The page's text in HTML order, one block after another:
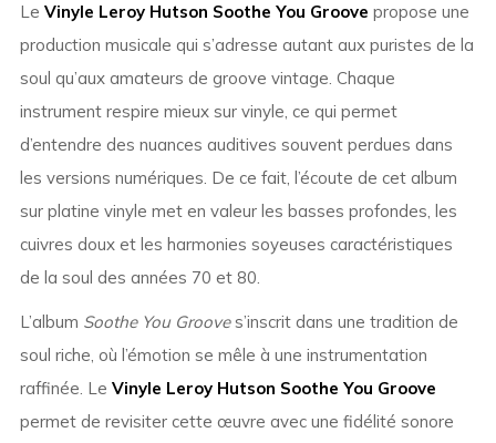
Le Vinyle Leroy Hutson Soothe You Groove propose une
production musicale qui s’adresse autant aux puristes de la
soul qu’aux amateurs de groove vintage. Chaque
instrument respire mieux sur vinyle, ce qui permet
d’entendre des nuances auditives souvent perdues dans
les versions numériques. De ce fait, l’écoute de cet album
sur platine vinyle met en valeur les basses profondes, les
cuivres doux et les harmonies soyeuses caractéristiques
de la soul des années 70 et 80.
L’album Soothe You Grooves’inscrit dans une tradition de
soul riche, où l’émotion se mêle à une instrumentation
raffinée. Le Vinyle Leroy Hutson Soothe You Groove
permet de revisiter cette œuvre avec une fidélité sonore